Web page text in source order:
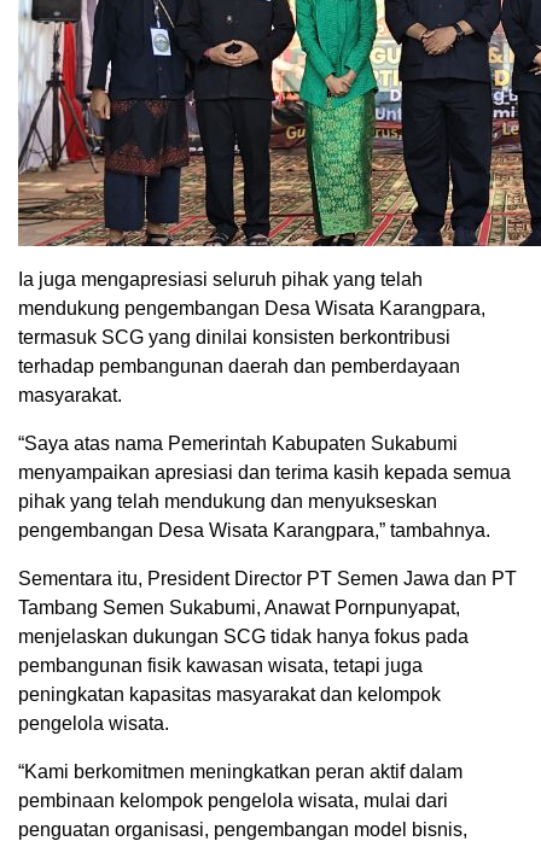
Ia juga mengapresiasi seluruh pihak yang telah
mendukung pengembangan Desa Wisata Karangpara,
termasuk SCG yang dinilai konsisten berkontribusi
terhadap pembangunan daerah dan pemberdayaan
masyarakat.
“Saya atas nama Pemerintah Kabupaten Sukabumi
menyampaikan apresiasi dan terima kasih kepada semua
pihak yang telah mendukung dan menyukseskan
pengembangan Desa Wisata Karangpara,” tambahnya.
Sementara itu, President Director PT Semen Jawa dan PT
Tambang Semen Sukabumi, Anawat Pornpunyapat,
menjelaskan dukungan SCG tidak hanya fokus pada
pembangunan fisik kawasan wisata, tetapi juga
peningkatan kapasitas masyarakat dan kelompok
pengelola wisata.
“Kami berkomitmen meningkatkan peran aktif dalam
pembinaan kelompok pengelola wisata, mulai dari
penguatan organisasi, pengembangan model bisnis,